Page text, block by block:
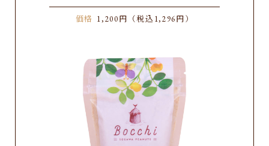
価格 1,200円（税込1,296円）